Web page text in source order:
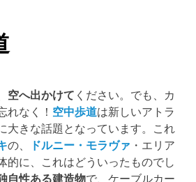
空へ出かけて ください。でも、カ
れなく！ 空中歩道は新しいアトラ
大きな話題となっています。これ
の、 ドルニー・モラヴァ ・エリア
的に、これはどういったものでし
自性ある建造物で、ケーブルカー